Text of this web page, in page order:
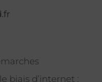
biais d’internet :